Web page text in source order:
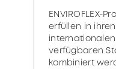
ENVIROFLEX-
erfüllen in
internationalen
verfügbaren
kombiniert